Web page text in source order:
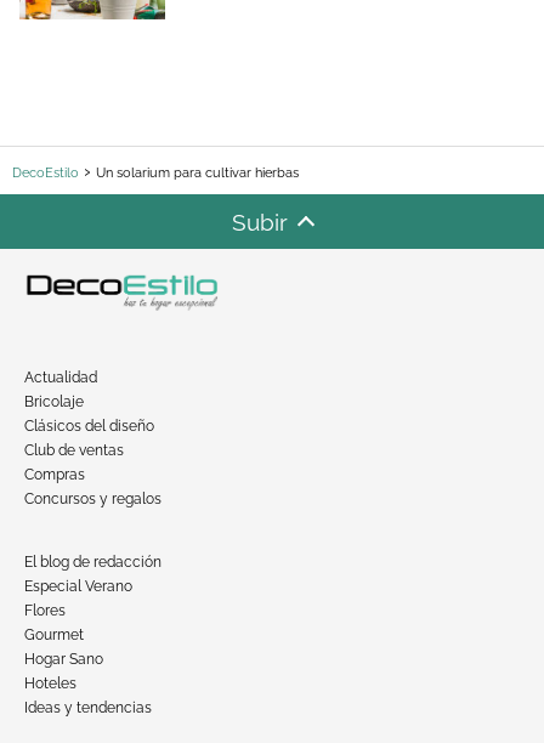
DecoEstilo Un solarium para cultivar hierbas
Subir
Actualidad
Bricolaje
Clásicos del diseño
Club de ventas
Compras
Concursos y regalos
El blog de redacción
Especial Verano
Flores
Gourmet
Hogar Sano
Hoteles
Ideas y tendencias